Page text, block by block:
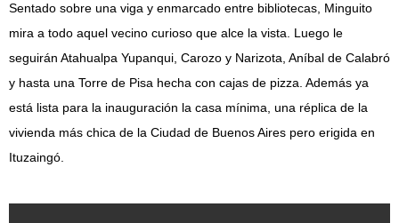
Sentado sobre una viga y enmarcado entre bibliotecas, Minguito
mira a todo aquel vecino curioso que alce la vista. Luego le
seguirán Atahualpa Yupanqui, Carozo y Narizota, Aníbal de Calabró
y hasta una Torre de Pisa hecha con cajas de pizza. Además ya
está lista para la inauguración la casa mínima, una réplica de la
vivienda más chica de la Ciudad de Buenos Aires pero erigida en
Ituzaingó.